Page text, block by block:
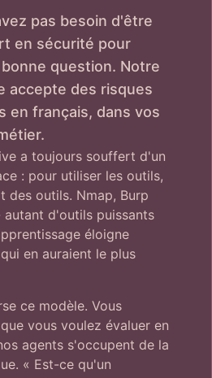
pas besoin d'être
en sécurité pour
question. Notre
accepte des risques
en français, dans vos
a toujours souffert d'un
: pour utiliser les outils,
des outils. Nmap, Burp
d'outils puissants
éloigne
en auraient le plus
ce modèle. Vous
vous voulez évaluer en
agents s'occupent de la
« Est-ce qu'un